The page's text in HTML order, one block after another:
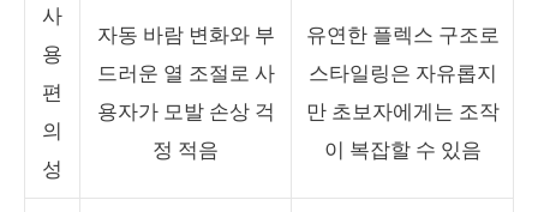
사
용
편
의
성
자동 바람 변화와 부
드러운 열 조절로 사
용자가 모발 손상 걱
정 적음
유연한 플렉스 구조로
스타일링은 자유롭지
만 초보자에게는 조작
이 복잡할 수 있음